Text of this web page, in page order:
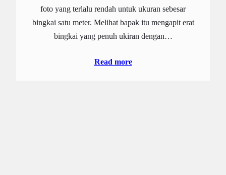
foto yang terlalu rendah untuk ukuran sebesar
bingkai satu meter. Melihat bapak itu mengapit erat
bingkai yang penuh ukiran dengan…
Read more